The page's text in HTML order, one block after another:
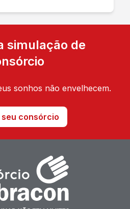
simulação de
sonhos não envelhecem.
seu consórcio